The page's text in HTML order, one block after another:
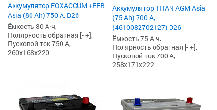
Аккумулятор FOXACCUM +EFB
Asia (80 Ah) 750 А, D26
Ёмкость 80 А·ч,
Полярность обратная [- +],
Пусковой ток 750 А,
260x168x220
Аккумулятор TITAN AGM Asia
(75 Ah) 700 А,
(4610082702127) D26
Ёмкость 75 А·ч,
Полярность обратная [- +],
Пусковой ток 700 А,
258x171x222